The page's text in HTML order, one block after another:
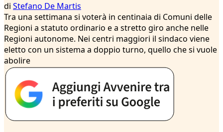
di Stefano De Martis
Tra una settimana si voterà in centinaia di Comuni delle
Regioni a statuto ordinario e a stretto giro anche nelle
Regioni autonome. Nei centri maggiori il sindaco viene
eletto con un sistema a doppio turno, quello che si vuole
abolire